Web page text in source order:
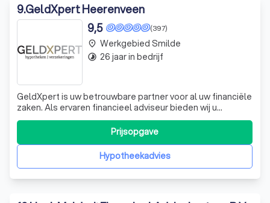
9.GeldXpert Heerenveen
(397)
9,5
GeldXpert is uw betrouwbare partner voor al uw financiële
zaken. Als ervaren financieel adviseur bieden wij u
deskundige begeleiding op het gebied van hypotheken,
verzekeringen en andere geldzaken. Wij begrijpen dat
financiële zaken complex kunnen zijn. Daarom zetten wij
onze expertise in om u te heHypotheekadvies
Prijsopgave
place Werkgebied Smilde
timelapse 26 jaar in bedrijf